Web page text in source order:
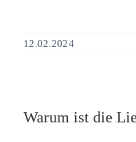
12.02.2024
Warum ist die